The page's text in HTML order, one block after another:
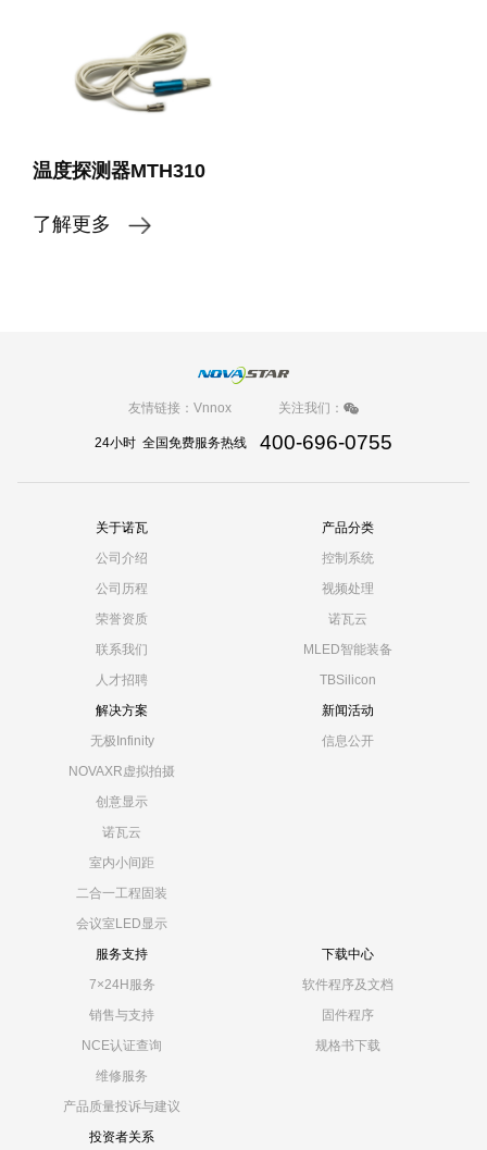
温度探测器MTH310
了解更多
友情链接：Vnnox 关注我们：
24小时 全国免费服务热线 400-696-0755
关于诺瓦
公司介绍
公司历程
荣誉资质
联系我们
人才招聘
产品分类
控制系统
视频处理
诺瓦云
MLED智能装备
TBSilicon
解决方案
无极Infinity
NOVAXR虚拟拍摄
创意显示
诺瓦云
室内小间距
二合一工程固装
会议室LED显示
新闻活动
信息公开
服务支持
7×24H服务
销售与支持
NCE认证查询
维修服务
产品质量投诉与建议
下载中心
软件程序及文档
固件程序
规格书下载
投资者关系